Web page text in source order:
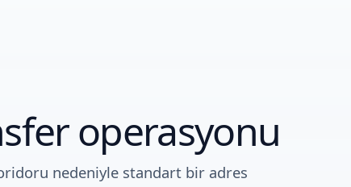
operasyonu
nedeniyle standart bir adres